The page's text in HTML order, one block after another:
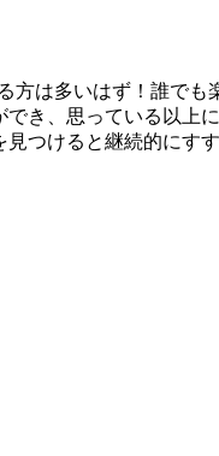
は多いはず！誰で
き、思っている以上
つけると継続的にす